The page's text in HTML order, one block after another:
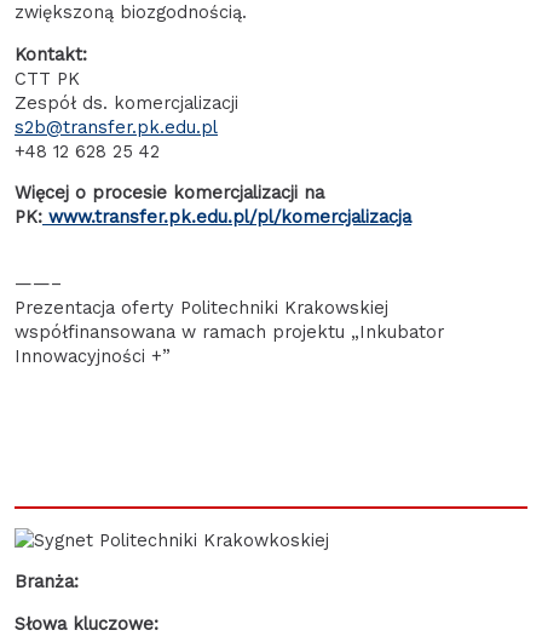
zwiększoną biozgodnością.
Kontakt:
CTT PK
Zespół ds. komercjalizacji
s2b@transfer.pk.edu.pl
+48 12 628 25 42
Więcej o procesie komercjalizacji na
PK: www.transfer.pk.edu.pl/pl/komercjalizacja
——–
Prezentacja oferty Politechniki Krakowskiej
współfinansowana w ramach projektu „Inkubator
Innowacyjności +”
Branża:
Słowa kluczowe: